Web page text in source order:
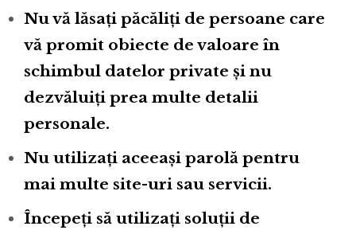
Nu vă lăsați păcăliți de persoane care
vă promit obiecte de valoare în
schimbul datelor private și nu
dezvăluiți prea multe detalii
personale.
Nu utilizați aceeași parolă pentru
mai multe site-uri sau servicii.
Începeți să utilizați soluții de